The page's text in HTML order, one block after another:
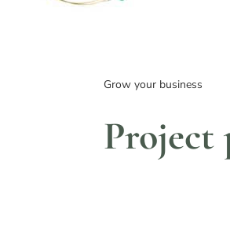
Grow your business
Project